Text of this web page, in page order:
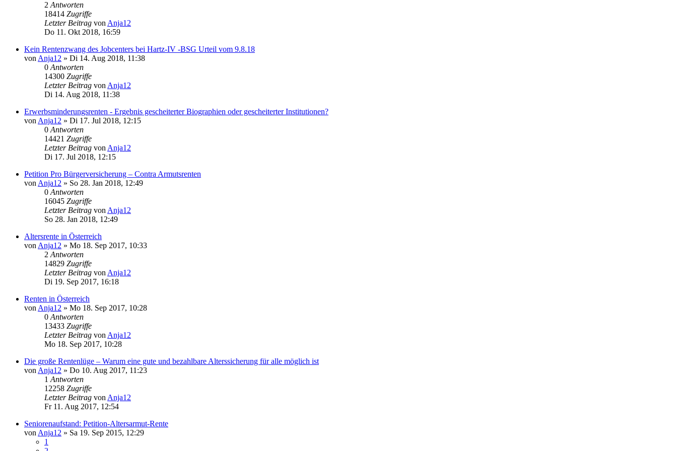
2Antworten
18414 Zugriffe
Letzter Beitrag vonAnja12
Do 11. Okt 2018, 16:59
Kein Renten­zwang des Job­centers bei Hartz-IV -BSG Urteil vom 9.8.18
vonAnja12 » Di 14. Aug 2018, 11:38
0Antworten
14300 Zugriffe
Letzter Beitrag vonAnja12
Di 14. Aug 2018, 11:38
Erwerbsminderungsrenten - Ergebnis gescheiterter Biographien oder gescheiterter Institutionen?
vonAnja12 » Di 17. Jul 2018, 12:15
0Antworten
14421 Zugriffe
Letzter Beitrag vonAnja12
Di 17. Jul 2018, 12:15
Petition Pro Bürgerversicherung – Contra Armutsrenten
vonAnja12 » So 28. Jan 2018, 12:49
0Antworten
16045 Zugriffe
Letzter Beitrag vonAnja12
So 28. Jan 2018, 12:49
Altersrente in Österreich
vonAnja12 » Mo 18. Sep 2017, 10:33
2Antworten
14829 Zugriffe
Letzter Beitrag vonAnja12
Di 19. Sep 2017, 16:18
Renten in Österreich
vonAnja12 » Mo 18. Sep 2017, 10:28
0Antworten
13433 Zugriffe
Letzter Beitrag vonAnja12
Mo 18. Sep 2017, 10:28
Die große Rentenlüge – Warum eine gute und bezahlbare Alterssicherung für alle möglich ist
vonAnja12 » Do 10. Aug 2017, 11:23
1Antworten
12258 Zugriffe
Letzter Beitrag vonAnja12
Fr 11. Aug 2017, 12:54
Seniorenaufstand: Petition-Altersarmut-Rente
vonAnja12 » Sa 19. Sep 2015, 12:29
1